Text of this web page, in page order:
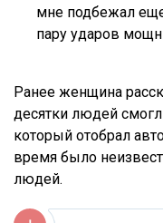
мне подбежал
пару ударов
Ранее женщина
десятки людей
который отобрал
время было
людей.